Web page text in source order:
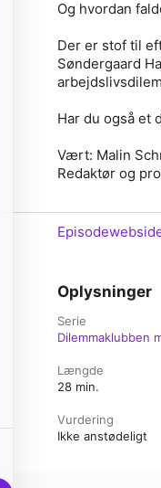
Og hvordan
Der er stof til
Søndergaard
Har du også et
Vært: Malin
Redaktør og
Oplysninger
Serie
Dilemmaklubben
Længde
28 min.
Vurdering
Ikke anstødeligt